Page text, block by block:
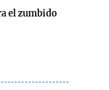
el zumbido